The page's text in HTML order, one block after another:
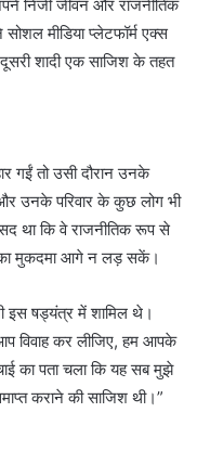
निजी जीवन और राजनीतिक
मीडिया प्लेटफॉर्म एक्स
शादी एक साजिश के तहत
गईं तो उसी दौरान उनके
उनके परिवार के कुछ लोग भी
था कि वे राजनीतिक रूप से
का मुकदमा आगे न लड़ सकें।
इस षड्यंत्र में शामिल थे।
विवाह कर लीजिए, हम आपके
का पता चला कि यह सब मुझे
कराने की साजिश थी।”